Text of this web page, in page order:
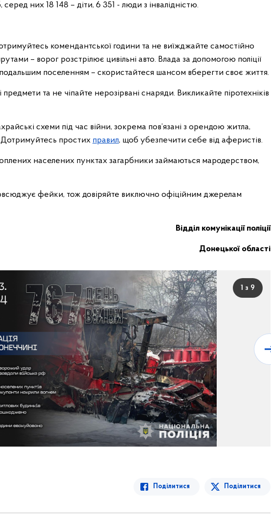
серед них 18 148 – діти, 6 351 - люди з інвалідністю.
комендантської години та не виїжджайте самостійно
– ворог розстрілює цивільні авто. Влада за допомогою поліції
подальшим поселенням – скористайтеся шансом вберегти своє життя.
предмети та не чіпайте нерозірвані снаряди. Викликайте піротехніків
схеми під час війни, зокрема пов’язані з орендою житла,
простих правил, щоб убезпечити себе від аферистів.
населених пунктах загарбники займаються мародерством,
фейки, тож довіряйте виключно офіційним джерелам
Відділ комунікації поліції
Донецької області
1 з 9
Поділитися Поділитися